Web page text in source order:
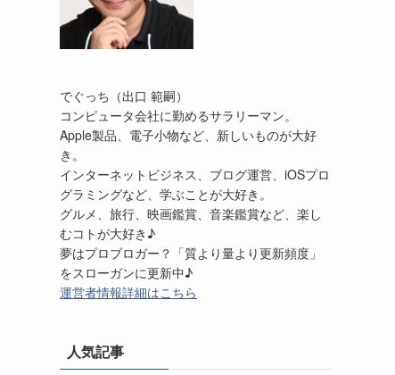
でぐっち（出口 範嗣）
コンピュータ会社に勤めるサラリーマン。
Apple製品、電子小物など、新しいものが大好
き。
インターネットビジネス、ブログ運営、iOSプロ
グラミングなど、学ぶことが大好き。
グルメ、旅行、映画鑑賞、音楽鑑賞など、楽し
むコトが大好き♪
夢はプロブロガー？「質より量より更新頻度」
をスローガンに更新中♪
運営者情報詳細はこちら
人気記事